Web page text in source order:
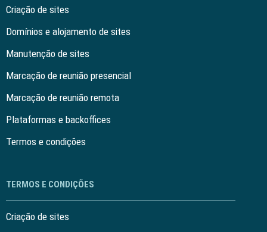
Criação de sites
Domínios e alojamento de sites
Manutenção de sites
Marcação de reunião presencial
Marcação de reunião remota
Plataformas e backoffices
Termos e condições
TERMOS E CONDIÇÕES
Criação de sites